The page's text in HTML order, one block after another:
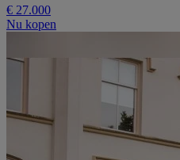
€ 27.000
Nu kopen